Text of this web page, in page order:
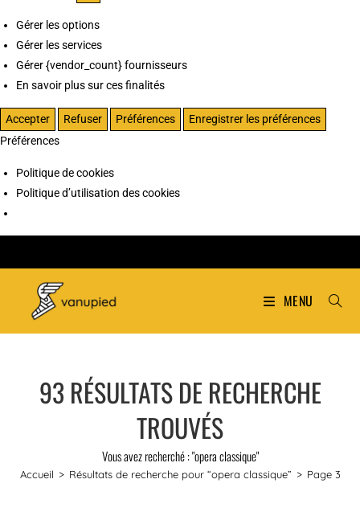
Gérer les options
Gérer les services
Gérer {vendor_count} fournisseurs
En savoir plus sur ces finalités
Accepter Refuser Préférences
Enregistrer les préférences
Préférences
Politique de cookies
Politique d’utilisation des cookies
MENU
93 RÉSULTATS DE RECHERCHE
TROUVÉS
Vous avez recherché : "opera classique"
Accueil > Résultats de recherche pour“opera classique” > Page 3